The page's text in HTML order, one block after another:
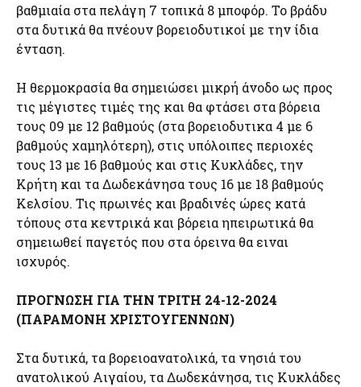
βαθμιαία στα πελάγη 7 τοπικά 8 μποφόρ. Το βράδυ
στα δυτικά θα πνέουν βορειοδυτικοί με την ίδια
ένταση.
Η θερμοκρασία θα σημειώσει μικρή άνοδο ως προς
τις μέγιστες τιμές της και θα φτάσει στα βόρεια
τους 09 με 12 βαθμούς (στα βορειοδυτικα 4 με 6
βαθμούς χαμηλότερη), στις υπόλοιπες περιοχές
τους 13 με 16 βαθμούς και στις Κυκλάδες, την
Κρήτη και τα Δωδεκάνησα τους 16 με 18 βαθμούς
Κελσίου. Τις πρωινές και βραδινές ώρες κατά
τόπους στα κεντρικά και βόρεια ηπειρωτικά θα
σημειωθεί παγετός που στα όρεινα θα ειναι
ισχυρός.
ΠΡΟΓΝΩΣΗ ΓΙΑ ΤΗΝ ΤΡΙΤΗ 24-12-2024
(ΠΑΡΑΜΟΝΗ ΧΡΙΣΤΟΥΓΕΝΝΩΝ)
Στα δυτικά, τα βορειοανατολικά, τα νησιά του
ανατολικού Αιγαίου, τα Δωδεκάνησα, τις Κυκλάδες